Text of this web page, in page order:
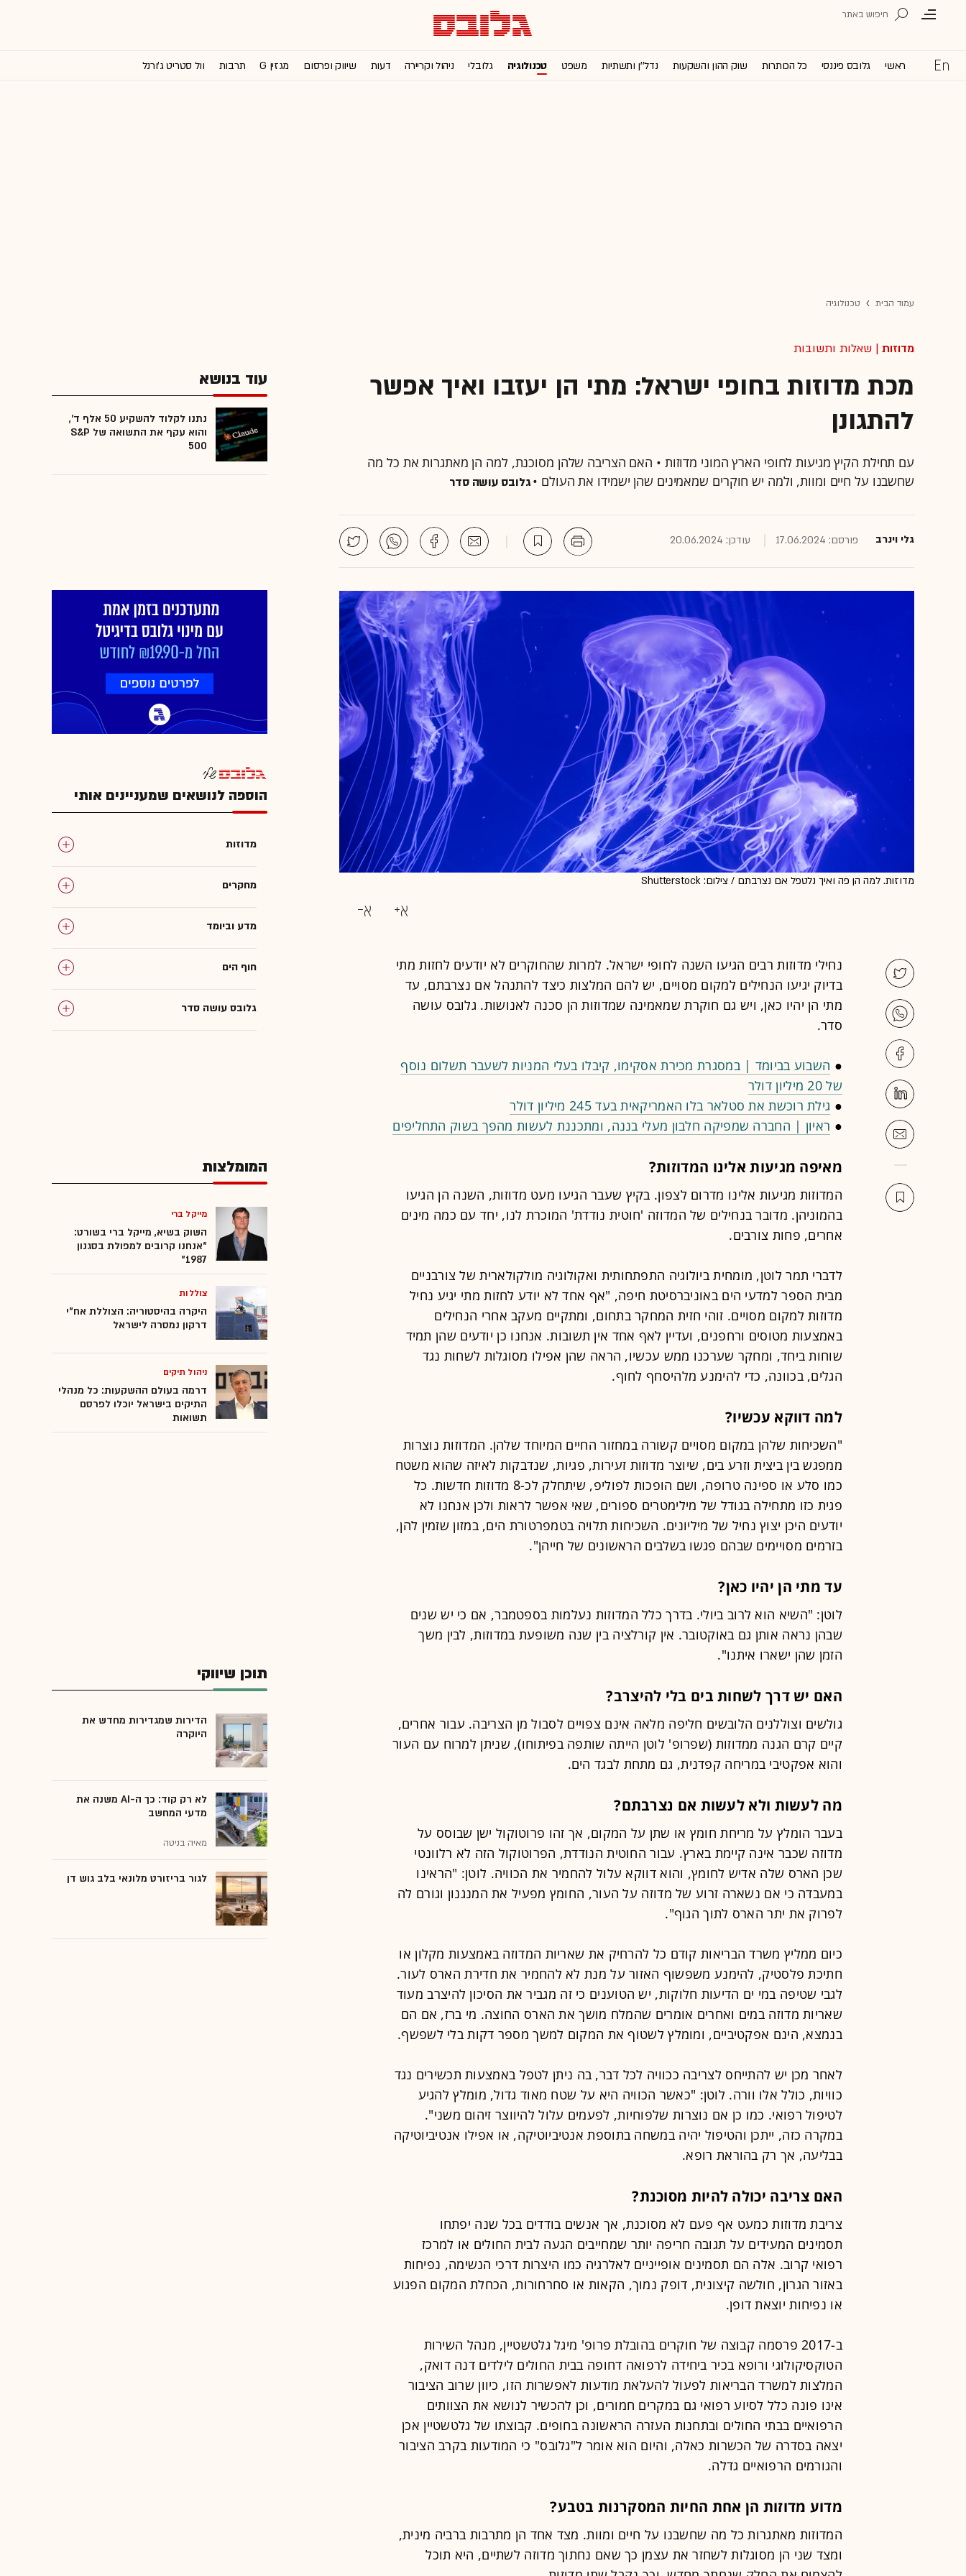
ראשי גלובס פיננסי כל הכותרות שוק ההון והשקעות נדל''ן ותשתיות משפט טכנולוגיה גלובלי ניהול וקריירה דעות שיווק ופרסום מגזין G תרבות וול סטריט ג'ורנל
עמוד הבית טכנולוגיה
מדוזות | שאלות ותשובות
מכת מדוזות בחופי ישראל: מתי הן יעזבו ואיך אפשר
להתגונן
עם תחילת הקיץ מגיעות לחופי הארץ המוני מדוזות • האם הצריבה שלהן מסוכנת, למה הן מאתגרות את כל מה
שחשבנו על חיים ומוות, ולמה יש חוקרים שמאמינים שהן ישמידו את העולם •גלובס עושה סדר
גלי וינרב פורסם: 17.06.2024 עודכן: 20.06.2024
מדוזות. למה הן פה ואיך נלטפל אם נצרבתם / צילום: Shutterstock
נחילי מדוזות רבים הגיעו השנה לחופי ישראל. למרות שהחוקרים לא יודעים לחזות מתי
בדיוק יגיעו הנחילים למקום מסויים, יש להם המלצות כיצד להתנהל אם נצרבתם, עד
מתי הן יהיו כאן, ויש גם חוקרת שמאמינה שמדוזות הן סכנה לאנושות. גלובס עושה
סדר.
● השבוע בביומד | במסגרת מכירת אסקימו, קיבלו בעלי המניות לשעבר תשלום נוסף
של 20 מיליון דולר
● גילת רוכשת את סטלאר בלו האמריקאית בעד 245 מיליון דולר
● ראיון | החברה שמפיקה חלבון מעלי בננה, ומתכננת לעשות מהפך בשוק התחליפים
מאיפה מגיעות אלינו המדוזות?
המדוזות מגיעות אלינו מדרום לצפון. בקיץ שעבר הגיעו מעט מדוזות, השנה הן הגיעו
בהמוניהן. מדובר בנחילים של המדוזה 'חוטית נודדת' המוכרת לנו, יחד עם כמה מינים
אחרים, פחות צורבים.
לדברי תמר לוטן, מומחית ביולוגיה התפתחותית ואקולוגיה מולקולארית של צורבניים
מבית הספר למדעי הים באוניברסיטת חיפה, "אף אחד לא יודע לחזות מתי יגיע נחיל
מדוזות למקום מסויים. זוהי חזית המחקר בתחום, ומתקיים מעקב אחרי הנחילים
באמצעות מטוסים ורחפנים, ועדיין לאף אחד אין תשובות. אנחנו כן יודעים שהן תמיד
שוחות ביחד, ומחקר שערכנו ממש עכשיו, הראה שהן אפילו מסוגלות לשחות נגד
הגלים, בכוונה, כדי להימנע מלהיסחף לחוף.
למה דווקא עכשיו?
"השכיחות שלהן במקום מסויים קשורה במחזור החיים המיוחד שלהן. המדוזות נוצרות
ממפגש בין ביצית וזרע בים, שיוצר מדוזות זעירות, פגיות, שנדבקות לאיזה שהוא משטח
כמו סלע או ספינה טרופה, ושם הופכות לפוליפ, שיתחלק לכ-8 מדוזות חדשות. כל
פגית כזו מתחילה בגודל של מילימטרים ספורים, שאי אפשר לראות ולכן אנחנו לא
יודעים היכן יצוץ נחיל של מיליונים. השכיחות תלויה בטמפרטורת הים, במזון שזמין להן,
בזרמים מסויימים שבהם פגשו בשלבים הראשונים של חייהן".
עד מתי הן יהיו כאן?
לוטן: "השיא הוא לרוב ביולי. בדרך כלל המדוזות נעלמות בספטמבר, אם כי יש שנים
שבהן נראה אותן גם באוקטובר. אין קורלציה בין שנה משופעת במדוזות, לבין משך
הזמן שהן ישארו איתנו".
האם יש דרך לשחות בים בלי להיצרב?
גולשים וצוללנים הלובשים חליפה מלאה אינם צפויים לסבול מן הצריבה. עבור אחרים,
קיים קרם הגנה ממדוזות (שפרופ' לוטן הייתה שותפה בפיתוחו), שניתן למרוח עם העור
והוא אפקטיבי במריחה קפדנית, גם מתחת לבגד הים.
מה לעשות ולא לעשות אם נצרבתם?
בעבר הומלץ על מריחת חומץ או שתן על המקום, אך זהו פרוטוקול ישן שבוסס על
מדוזה שכבר אינה קיימת בארץ. עבור החוטית הנודדת, הפרוטוקול הזה לא רלוונטי
שכן הארס שלה אדיש לחומץ, והוא דווקא עלול להחמיר את הכוויה. לוטן: "הראינו
במעבדה כי אם נשארה זרוע של מדוזה על העור, החומץ מפעיל את המנגנון וגורם לה
לפרוק את יתר הארס לתוך הגוף".
כיום ממליץ משרד הבריאות קודם כל להרחיק את שאריות המדוזה באמצעות מקלון או
חתיכת פלסטיק, להימנע משפשוף האזור על מנת לא להחמיר את חדירת הארס לעור.
לגבי שטיפה במי ים הדיעות חלוקות, יש הטוענים כי זה מגביר את הסיכון להיצרב מעוד
שאריות מדוזה במים ואחרים אומרים שהמלח מושך את הארס החוצה. מי ברז, אם הם
בנמצא, הינם אפקטיביים, ומומלץ לשטוף את המקום למשך מספר דקות בלי לשפשף.
לאחר מכן יש להתייחס לצריבה ככוויה לכל דבר, בה ניתן לטפל באמצעות תכשירים נגד
כוויות, כולל אלו וורה. לוטן: "כאשר הכוויה היא על שטח מאוד גדול, מומלץ להגיע
לטיפול רפואי. כמו כן אם נוצרות שלפוחיות, לפעמים עלול להיווצר זיהום משני".
במקרה כזה, ייתכן והטיפול יהיה במשחה בתוספת אנטיביוטיקה, או אפילו אנטיביוטיקה
בבליעה, אך רק בהוראת רופא.
האם צריבה יכולה להיות מסוכנת?
צריבת מדוזות כמעט אף פעם לא מסוכנת, אך אנשים בודדים בכל שנה יפתחו
תסמינים המעידים על תגובה חריפה יותר שמחייבים הגעה לבית החולים או למרכז
רפואי קרוב. אלה הם תסמינים אופייניים לאלרגיה כמו היצרות דרכי הנשימה, נפיחות
באזור הגרון, חולשה קיצונית, דופק נמוך, הקאות או סחרחורות, הכחלת המקום הפגוע
או נפיחות יוצאת דופן.
ב-2017 פרסמה קבוצה של חוקרים בהובלת פרופ' מיגל גלטשטיין, מנהל השירות
הטוקסיקולוגי ורופא בכיר ביחידה לרפואה דחופה בבית החולים לילדים דנה דואק,
המלצות למשרד הבריאות לפעול להעלאת מודעות לאפשרות הזו, כיוון שרוב הציבור
אינו פונה כלל לסיוע רפואי גם במקרים חמורים, וכן להכשיר לנושא את הצוותים
הרפואיים בבתי החולים ובתחנות העזרה הראשונה בחופים. קבוצתו של גלטשטיין אכן
יצאה בסדרה של הכשרות כאלה, והיום הוא אומר ל"גלובס" כי המודעות בקרב הציבור
והגורמים הרפואיים גדלה.
מדוע מדוזות הן אחת החיות המסקרנות בטבע?
המדוזות מאתגרות כל מה שחשבנו על חיים ומוות. מצד אחד הן מתרבות ברביה מינית,
ומצד שני הן מסוגלות לשחזר את עצמן כך שאם נחתוך מדוזה לשתיים, היא תוכל
עוד בנושא
נתנו לקלוד להשקיע 50 אלף ד',
והוא עקף את התשואה של S&P
500
הוספה לנושאים שמעניינים אותי
מדוזות
מחקרים
מדע וביומד
חוף הים
גלובס עושה סדר
המומלצות
מייקל ברי
השוק בשיא, מייקל ברי בשורט:
"אנחנו קרובים למפולת בסגנון
1987"
צוללות
היקרה בהיסטוריה: הצוללת אח"י
דרקון נמסרה לישראל
ניהול תיקים
דרמה בעולם ההשקעות: כל מנהלי
התיקים בישראל יוכלו לפרסם
תשואות
תוכן שיווקי
הדירות שמגדירות מחדש את
היוקרה
לא רק קוד: כך ה-AI משנה את
מדעי המחשב
מאיה בניטה
לגור בריזורט מלונאי בלב גוש דן